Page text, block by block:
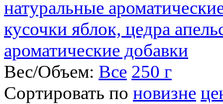
натуральные
кусочки яблок, цедра
ароматические добавки
Вес/Объем: Все 250 г
Сортировать по новизне